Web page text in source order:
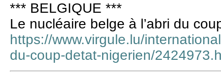
*** BELGIQUE ***
Le nucléaire belge à l’abri du
https://www.virgule.lu/
du-coup-detat-nigerien/